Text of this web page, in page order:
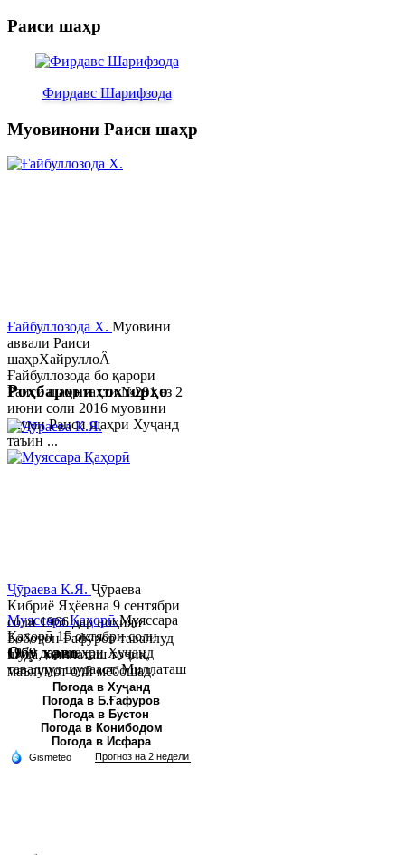
Раиси шаҳр
Фирдавс Шарифзода
Муовинони Раиси шаҳр
Ғайбуллозода Х. Муовини
аввали Раиси
шаҳрХайруллоÂ
Ғайбуллозода бо қарори
Раиси шаҳр таҳти №281 аз 2
июни соли 2016 муовини
якуми Раиси шаҳри Хуҷанд
таъин ...
Муяссара ҚаҳорӣМуяссара
Қаҳорӣ 15 октябри соли
1979 дар шаҳри Хуҷанд
таваллуд шудааст. Миллаташ
тоҷик. Маълумот олӣ. Соли
2002 Донишгоҳи давлатии
Хуҷанд ба...
Роҳбарони сохторҳо
Ҷӯраева К.Я. Ҷӯраева
Кибриё Яҳёевна 9 сентябри
соли 1966 дар ноҳияи
Бобоҷон Ғафуров таваллуд
шуда, миллаташ тоҷик,
маълумот олӣ мебошад.
Соли 1997 Донишг...
Обу хаво
Погода в Хуҷанд
Погода в Б.Ғафуров
Погода в Бустон
Погода в Конибодом
Погода в Исфара